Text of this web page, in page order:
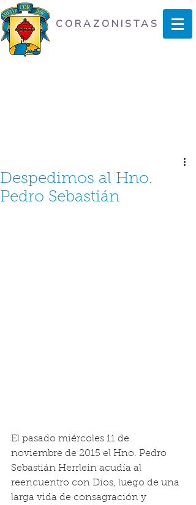
CORAZONISTAS
Despedimos al Hno.
Pedro Sebastián
El pasado miércoles 11 de
noviembre de 2015 el Hno. Pedro
Sebastián Herrlein acudía al
reencuentro con Dios, luego de una
larga vida de consagración y